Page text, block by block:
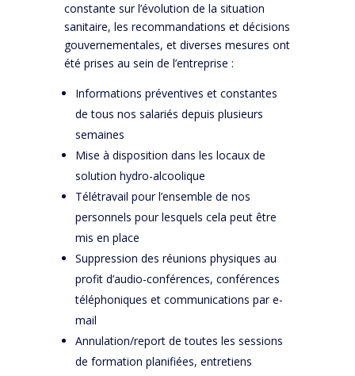
constante sur l’évolution de la situation
sanitaire, les recommandations et décisions
gouvernementales, et diverses mesures ont
été prises au sein de l’entreprise :
Informations préventives et constantes
de tous nos salariés depuis plusieurs
semaines
Mise à disposition dans les locaux de
solution hydro-alcoolique
Télétravail pour l’ensemble de nos
personnels pour lesquels cela peut être
mis en place
Suppression des réunions physiques au
profit d’audio-conférences, conférences
téléphoniques et communications par e-
mail
Annulation/report de toutes les sessions
de formation planifiées, entretiens